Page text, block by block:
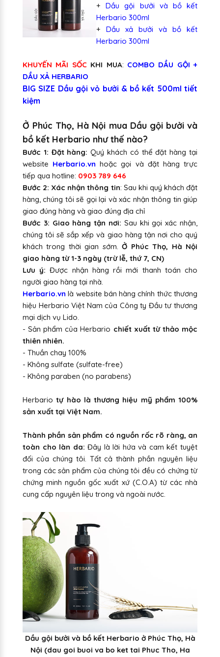
+Dầu gội bưởi và bồ kết
Herbario 300ml
+ Dầu xả bưởi và bồ kết
Herbario 300ml
KHUYẾN MÃI SỐCKHI MUA: COMBO DẦU GỘI +
DẦU XẢ HERBARIO
BIG SIZE Dầu gội vỏ bưởi & bồ kết 500ml tiết
kiệm
Ở Phúc Thọ, Hà Nội mua Dầu gội bưởi và
bồ kết Herbario như thế nào?
Bước 1: Đặt hàng: Quý khách có thể đặt hàng tại
website Herbario.vn hoặc gọi và đặt hàng trực
tiếp qua hotline: 0903 789 646
Bước 2: Xác nhận thông tin: Sau khi quý khách đặt
hàng, chúng tôi sẽ gọi lại và xác nhận thông tin giúp
giao đúng hàng và giao đúng địa chỉ
Bước 3: Giao hàng tận nơi: Sau khi gọi xác nhận,
chúng tôi sẽ sắp xếp và giao hàng tận nơi cho quý
khách trong thời gian sớm. Ở Phúc Thọ, Hà Nội
giao hàng từ 1-3 ngày (trừ lễ, thứ 7, CN)
Lưu ý:Được nhận hàng rồi mới thanh toán cho
người giao hàng tại nhà.
Herbario.vn là website bán hàng chính thức thương
hiệu Herbario Việt Nam của Công ty Đầu tư thương
mại dịch vụ Lido.
- Sản phẩm của Herbario chiết xuất từ thảo mộc
thiên nhiên.
- Thuần chay 100%
- Không sulfate (sulfate-free)
- Không paraben (no parabens)
Herbario tự hào là thương hiệu mỹ phẩm 100%
sản xuất tại Việt Nam.
Thành phần sản phẩm có nguồn rốc rõ ràng, an
toàn cho làn da:Đây là lời hứa và cam kết tuyệt
đối của chúng tôi. Tất cả thành phần nguyên liệu
trong các sản phẩm của chúng tôi đều có chứng từ
chứng minh nguồn gốc xuất xứ (C.O.A) từ các nhà
cung cấp nguyên liệu trong và ngoài nước.
Dầu gội bưởi và bồ kết Herbario ở Phúc Thọ, Hà
Nội (dau goi buoi va bo ket tai Phuc Tho, Ha